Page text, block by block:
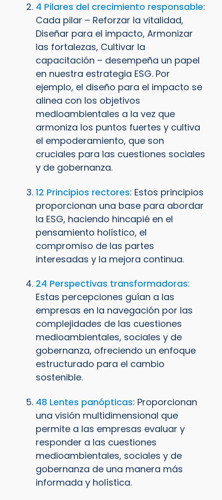
4 Pilares del crecimiento responsable:
Cada pilar – Reforzar la vitalidad,
Diseñar para el impacto, Armonizar
las fortalezas, Cultivar la
capacitación – desempeña un papel
en nuestra estrategia ESG. Por
ejemplo, el diseño para el impacto se
alinea con los objetivos
medioambientales a la vez que
armoniza los puntos fuertes y cultiva
el empoderamiento, que son
cruciales para las cuestiones sociales
y de gobernanza.
12 Principios rectores: Estos principios
proporcionan una base para abordar
la ESG, haciendo hincapié en el
pensamiento holístico, el
compromiso de las partes
interesadas y la mejora continua.
24 Perspectivas transformadoras:
Estas percepciones guían a las
empresas en la navegación por las
complejidades de las cuestiones
medioambientales, sociales y de
gobernanza, ofreciendo un enfoque
estructurado para el cambio
sostenible.
48 Lentes panópticas: Proporcionan
una visión multidimensional que
permite a las empresas evaluar y
responder a las cuestiones
medioambientales, sociales y de
gobernanza de una manera más
informada y holística.